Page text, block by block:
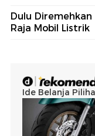
Dulu Diremehkan
Raja Mobil Listrik